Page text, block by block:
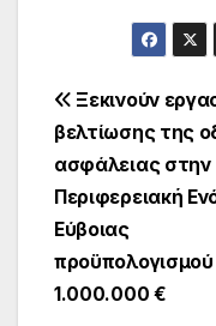
άρθρων
Ξεκινούν
βελτίωσης της
ασφάλειας στην
Περιφερειακή
Εύβοιας
προϋπολογισμού
1.000.000 €